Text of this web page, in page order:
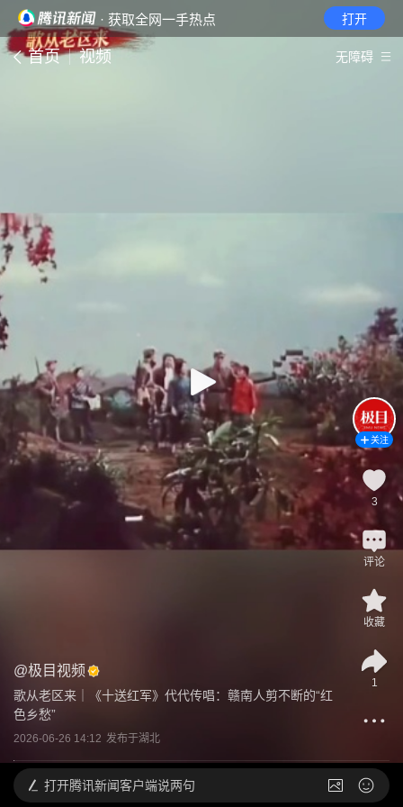
· 获取全网一手热点 打开
首页 视频 无障碍
@极目视频
歌从老区来｜《十送红军》代代传唱：赣南人剪不断的“红
色乡愁”
2026-06-26 14:12 发布于湖北
关注
3
评论
收藏
1
打开腾讯新闻客户端说两句